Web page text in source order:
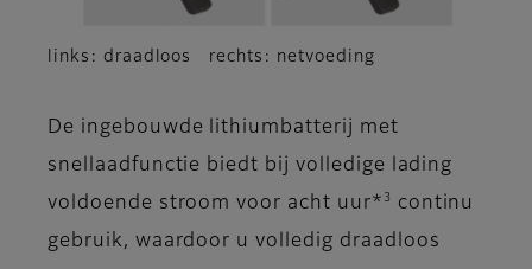
links: draadloos rechts: netvoeding
De ingebouwde lithiumbatterij met
snellaadfunctie biedt bij volledige lading
voldoende stroom voor acht uur* 3
continu
gebruik, waardoor u volledig draadloos